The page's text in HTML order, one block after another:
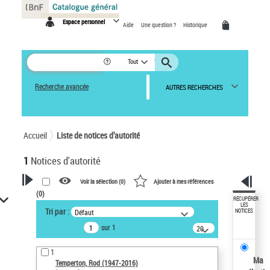
Espace personnel Aide Une question ? Historique
Tout
Recherche avancée AUTRES RECHERCHES
Accueil Liste de notices d’autorité
1 Notices d'autorité
VOTRE RECHERCHE
Recherche avancée dans les
notices d’autorité
Œuvres liées à l'auteur :
Temperton, Rod (1947-2016)
Voir la sélection (0) Ajouter à mes références
(0)
Tri par : Défaut
sur 1
20
résultats/page
1
Temperton, Rod (1947-2016)
RÉCUPÉRER
LES
NOTICES
Ma
Panneau de gestion des cookies